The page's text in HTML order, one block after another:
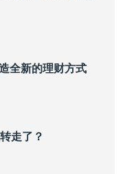
全新的理财方式
走了？